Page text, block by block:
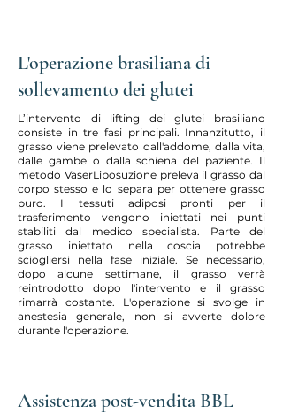
L'operazione brasiliana di
sollevamento dei glutei
L’intervento di lifting dei glutei brasiliano
consiste in tre fasi principali. Innanzitutto, il
grasso viene prelevato dall'addome, dalla vita,
dalle gambe o dalla schiena del paziente. Il
metodo VaserLiposuzione preleva il grasso dal
corpo stesso e lo separa per ottenere grasso
puro. I tessuti adiposi pronti per il
trasferimento vengono iniettati nei punti
stabiliti dal medico specialista. Parte del
grasso iniettato nella coscia potrebbe
sciogliersi nella fase iniziale. Se necessario,
dopo alcune settimane, il grasso verrà
reintrodotto dopo l'intervento e il grasso
rimarrà costante. L'operazione si svolge in
anestesia generale, non si avverte dolore
durante l'operazione.
Assistenza post-vendita BBL